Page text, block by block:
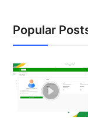
Popular